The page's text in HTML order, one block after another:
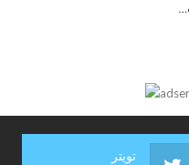
تويتر